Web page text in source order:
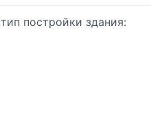
постройки здания: